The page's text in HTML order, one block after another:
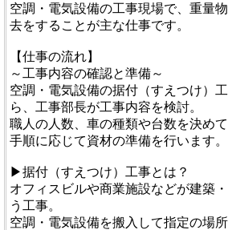
空調・電気設備の工事現場で、重量
去をすることが主な仕事です。
【仕事の流れ】
～工事内容の確認と準備～
空調・電気設備の据付（すえつけ）
ら、工事部長が工事内容を検討。
職人の人数、車の種類や台数を決めて
手順に応じて資材の準備を行います。
▶据付（すえつけ）工事とは？
オフィスビルや商業施設などが建築
う工事。
空調・電気設備を搬入して指定の場